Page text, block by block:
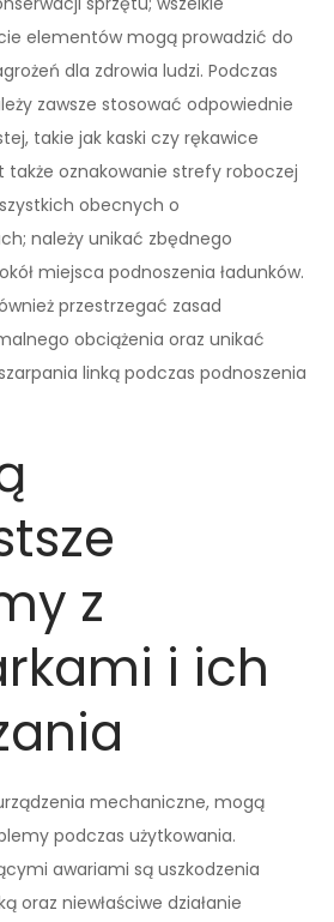
elementów mogą prowadzić do
dla zdrowia ludzi. Podczas
zawsze stosować odpowiednie
takie jak kaski czy rękawice
także oznakowanie strefy roboczej
obecnych o
należy unikać zbędnego
miejsca podnoszenia ładunków.
przestrzegać zasad
obciążenia oraz unikać
linką podczas podnoszenia
z
i ich
mechaniczne, mogą
podczas użytkowania.
awariami są uszkodzenia
oraz niewłaściwe działanie